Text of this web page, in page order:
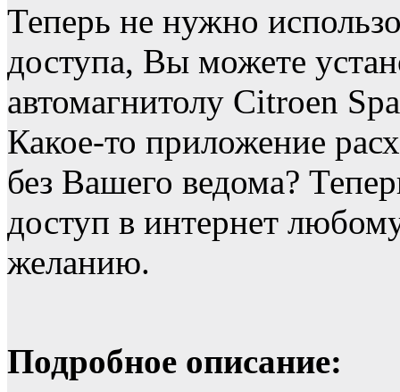
Теперь не нужно
доступа, Вы можете
автомагнитолу Citroen
Какое-то приложение
без Вашего ведома?
доступ в интернет
желанию.
Подробное описание: